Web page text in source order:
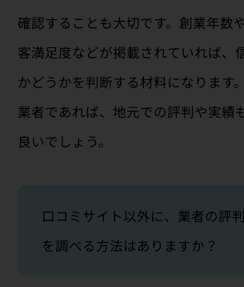
確認することも大切です。創業年数
客満足度などが掲載されていれば、
かどうかを判断する材料になります
業者であれば、地元での評判や実績
良いでしょう。
口コミサイト以外に、業者の評判
を調べる方法はありますか？